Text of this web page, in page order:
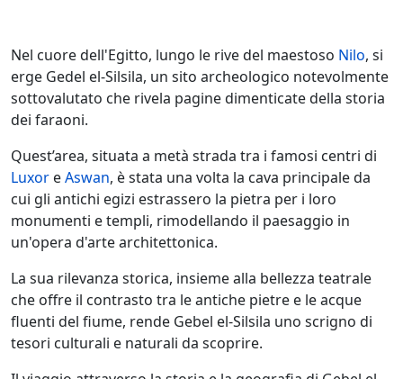
Nel cuore dell'Egitto, lungo le rive del maestoso Nilo, si
erge Gedel el-Silsila, un sito archeologico notevolmente
sottovalutato che rivela pagine dimenticate della storia
dei faraoni.
Quest’area, situata a metà strada tra i famosi centri di
Luxor eAswan, è stata una volta la cava principale da
cui gli antichi egizi estrassero la pietra per i loro
monumenti e templi, rimodellando il paesaggio in
un'opera d'arte architettonica.
La sua rilevanza storica, insieme alla bellezza teatrale
che offre il contrasto tra le antiche pietre e le acque
fluenti del fiume, rende Gebel el-Silsila uno scrigno di
tesori culturali e naturali da scoprire.